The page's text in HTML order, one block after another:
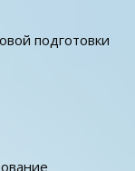
подготовки